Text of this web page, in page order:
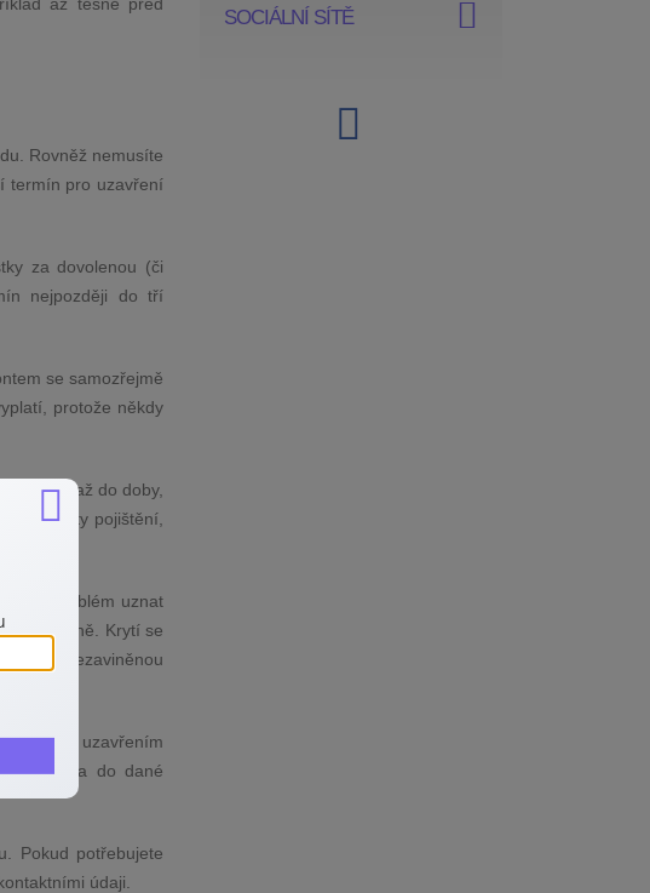
Rovněž nemusíte
termín pro uzavření
za dovolenou (či
nejpozději do tří
se samozřejmě
protože někdy
až do doby,
i varianty pojištění,
není problém uznat
v rodině. Krytí se
na nezaviněnou
již před uzavřením
víza do dané
Pokud potřebujete
údaji.
SOCIÁLNÍ SÍTĚ